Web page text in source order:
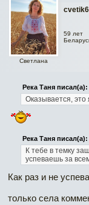
Светлана
59 лет
Река Таня писал(а):
Оказывается, это
Река Таня писал(а):
К тебе в темку
успеваешь за
Как раз и не
только села